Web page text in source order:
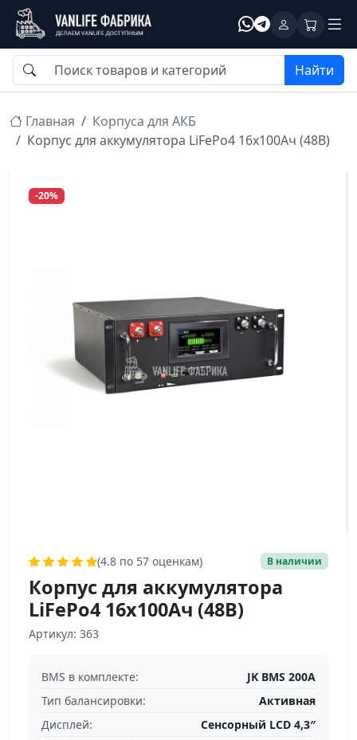
Найти
Главная
Корпуса для АКБ
Корпус для аккумулятора LiFePo4 16х100Ач (48В)
-20%
(4.8 по 57 оценкам) В наличии
Корпус для аккумулятора
LiFePo4 16х100Ач (48В)
Артикул: 363
BMS в комплекте:
JK BMS 200А
Тип балансировки:
Активная
Дисплей:
Сенсорный LCD 4,3″